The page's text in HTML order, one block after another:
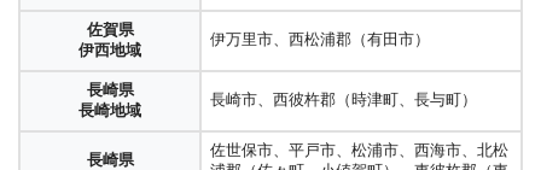
佐賀県
伊西地域
伊万里市、西松浦郡（有田市）
長崎県
長崎地域
長崎市、西彼杵郡（時津町、長与町）
長崎県
佐世保市、平戸市、松浦市、西海市、北松